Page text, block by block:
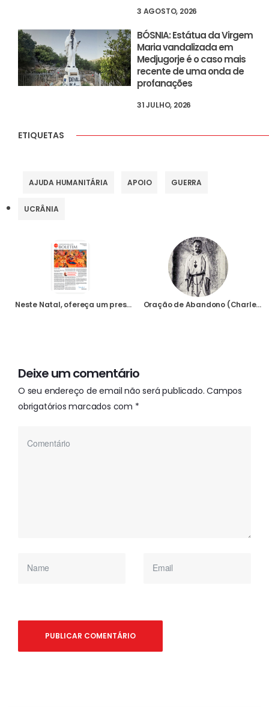
3 AGOSTO, 2026
BÓSNIA: Estátua da Virgem
Maria vandalizada em
Medjugorje é o caso mais
recente de uma onda de
profanações
31 JULHO, 2026
ETIQUETAS
AJUDA HUMANITÁRIA APOIO GUERRA
UCRÂNIA
Neste Natal, ofereça um presente quente Oração de Abandono (Charles de Foucauld)
Deixe um comentário
O seu endereço de email não será publicado. Campos
obrigatórios marcados com *